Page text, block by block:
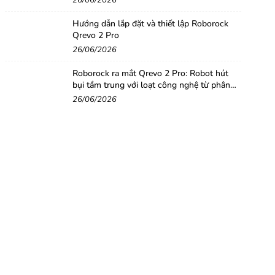
Hướng dẫn lắp đặt và thiết lập Roborock
Qrevo 2 Pro
26/06/2026
Roborock ra mắt Qrevo 2 Pro: Robot hút
bụi tầm trung với loạt công nghệ từ phân
khúc cao cấp
26/06/2026